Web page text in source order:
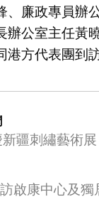
、廉政專員辦
辦公室主任黃
方代表團到訪
疆刺繡藝術
啟康中心及獨